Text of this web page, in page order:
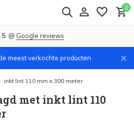
0
@ Google reviews
meest verkochte producten
inkt lint 110 mm x 300 meter
met inkt lint 110